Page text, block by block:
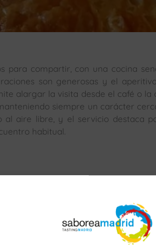
para compartir, con una cocina
son generosas y el
alargar la visita desde el café o la
siempre un carácter
al aire libre, y el servicio destaca
habitual.